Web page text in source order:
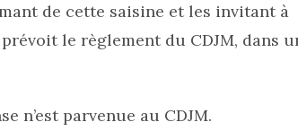
de cette saisine et les invitant à
le règlement du CDJM, dans
n’est parvenue au CDJM.